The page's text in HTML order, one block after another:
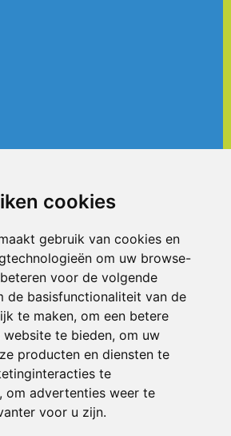
cookies
gebruik van cookies en
om uw browse-
voor de volgende
de basisfunctionaliteit van de
te maken, om een betere
te bieden, om uw
producten en diensten te
te
, om advertenties weer te
voor u zijn.
ONDERDEEL VAN
| Alle rechten voorbehouden
| Klachtenregeling|RSIN en Anbi
voorkeuren